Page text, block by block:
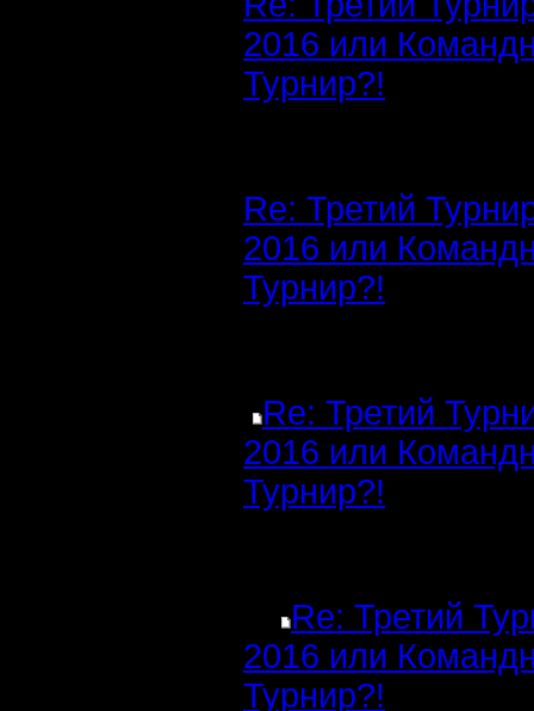
2016 или
Турнир?!
Re: Третий
2016 или
Турнир?!
Re: Третий
2016 или
Турнир?!
Re: Третий
2016 или
Турнир?!